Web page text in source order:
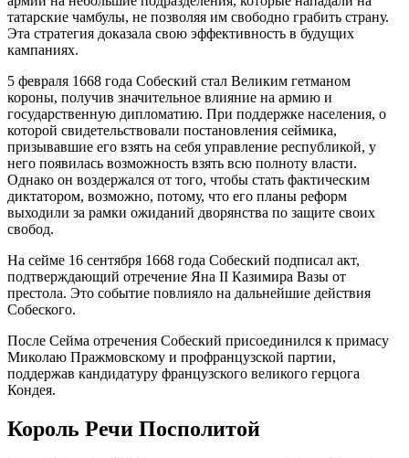
татарские чамбулы, не позволяя им свободно грабить страну.
Эта стратегия доказала свою эффективность в будущих
кампаниях.
5 февраля 1668 года Собеский стал Великим гетманом
короны, получив значительное влияние на армию и
государственную дипломатию. При поддержке населения, о
которой свидетельствовали постановления сеймика,
призывавшие его взять на себя управление республикой, у
него появилась возможность взять всю полноту власти.
Однако он воздержался от того, чтобы стать фактическим
диктатором, возможно, потому, что его планы реформ
выходили за рамки ожиданий дворянства по защите своих
свобод.
На сейме 16 сентября 1668 года Собеский подписал акт,
подтверждающий отречение Яна II Казимира Вазы от
престола. Это событие повлияло на дальнейшие действия
Собеского.
После Сейма отречения Собеский присоединился к примасу
Миколаю Пражмовскому и профранцузской партии,
поддержав кандидатуру французского великого герцога
Кондея.
Король Речи Посполитой